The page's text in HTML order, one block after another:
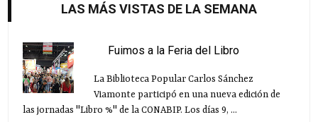
LAS MÁS VISTAS DE LA SEMANA
Fuimos a la Feria del Libro
La Biblioteca Popular Carlos Sánchez
Viamonte participó en una nueva edición de
las jornadas "Libro %" de la CONABIP. Los días 9, ...